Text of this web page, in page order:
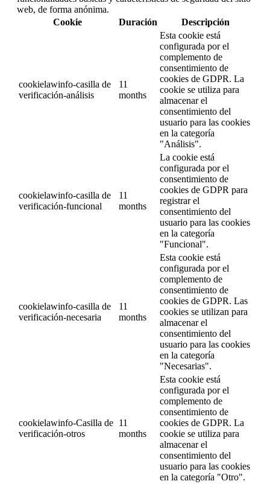
web, de forma anónima.
Cookie
Duración Descripción
cookielawinfo-casilla de
verificación-análisis
11
months
Esta cookie está
configurada por el
complemento de
consentimiento de
cookies de GDPR. La
cookie se utiliza para
almacenar el
consentimiento del
usuario para las cookies
en la categoría
"Análisis".
cookielawinfo-casilla de
verificación-funcional
11
months
La cookie está
configurada por el
consentimiento de
cookies de GDPR para
registrar el
consentimiento del
usuario para las cookies
en la categoría
"Funcional".
cookielawinfo-casilla de
verificación-necesaria
11
months
Esta cookie está
configurada por el
complemento de
consentimiento de
cookies de GDPR. Las
cookies se utilizan para
almacenar el
consentimiento del
usuario para las cookies
en la categoría
"Necesarias".
cookielawinfo-Casilla de
verificación-otros
11
months
Esta cookie está
configurada por el
complemento de
consentimiento de
cookies de GDPR. La
cookie se utiliza para
almacenar el
consentimiento del
usuario para las cookies
en la categoría "Otro".